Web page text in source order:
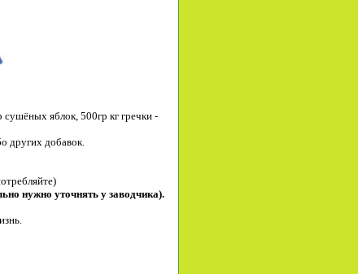
сушёных яблок, 500гр кг гречки -
других добавок.
нужно уточнять у заводчика).